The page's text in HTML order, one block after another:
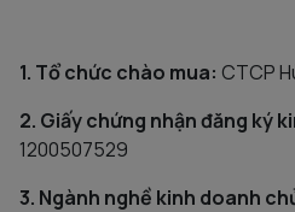
1. Tổ chức chào mua: CTCP
2. Giấy chứng nhận đăng ký
1200507529
3. Ngành nghề kinh doanh